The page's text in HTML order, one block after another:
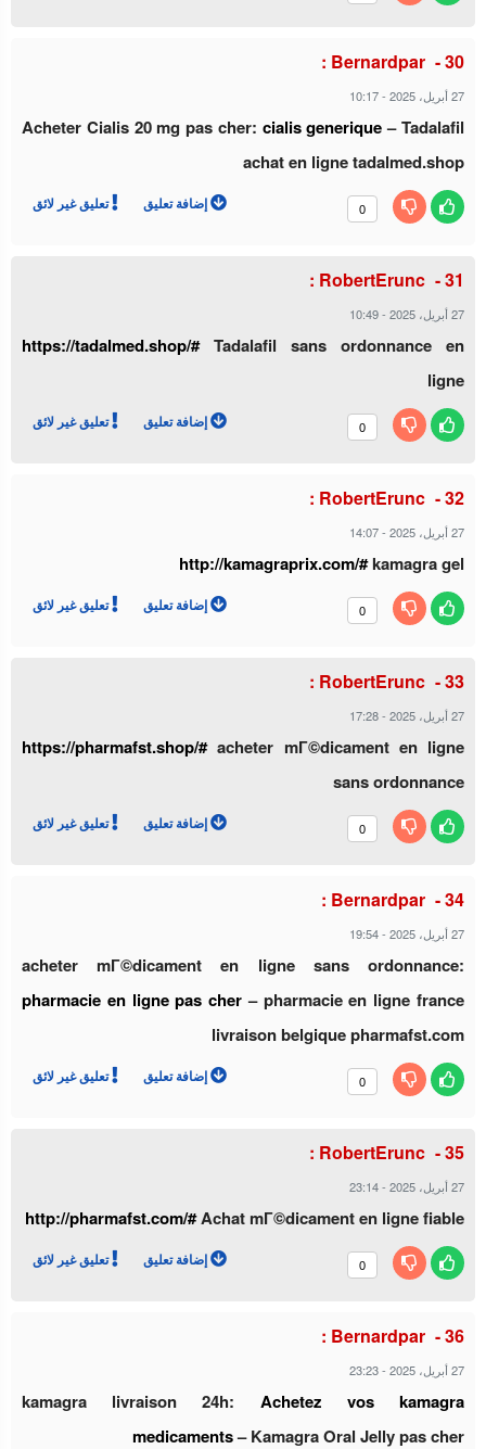
Bernardpar :
27 أبريل، 2025 -
10:17
Acheter Cialis 20 mg pas cher: cialis generique– Tadalafil
achat en ligne tadalmed.shop
0 إضافة تعليق تعليق غير لائق
RobertErunc :
27 أبريل، 2025 -
10:49
https://tadalmed.shop/#Tadalafil sans ordonnance en
ligne
0 إضافة تعليق تعليق غير لائق
RobertErunc :
27 أبريل، 2025 -
14:07
http://kamagraprix.com/#kamagra gel
0 إضافة تعليق تعليق غير لائق
RobertErunc :
27 أبريل، 2025 -
17:28
https://pharmafst.shop/#acheter mГ©dicament en ligne
sans ordonnance
0 إضافة تعليق تعليق غير لائق
Bernardpar :
27 أبريل، 2025 -
19:54
acheter mГ©dicament en ligne sans ordonnance:
pharmacie en ligne pas cher – pharmacie en ligne france
livraison belgique pharmafst.com
0 إضافة تعليق تعليق غير لائق
RobertErunc :
27 أبريل، 2025 -
23:14
http://pharmafst.com/#Achat mГ©dicament en ligne fiable
0 إضافة تعليق تعليق غير لائق
Bernardpar :
27 أبريل، 2025 -
23:23
kamagra livraison 24h: Achetez vos kamagra
medicaments– Kamagra Oral Jelly pas cher